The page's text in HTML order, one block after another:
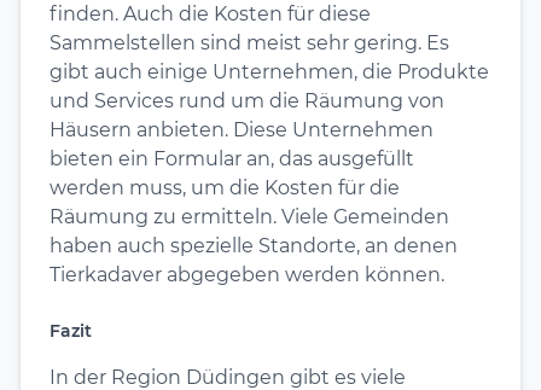
finden. Auch die Kosten für diese
Sammelstellen sind meist sehr gering. Es
gibt auch einige Unternehmen, die Produkte
und Services rund um die Räumung von
Häusern anbieten. Diese Unternehmen
bieten ein Formular an, das ausgefüllt
werden muss, um die Kosten für die
Räumung zu ermitteln. Viele Gemeinden
haben auch spezielle Standorte, an denen
Tierkadaver abgegeben werden können.
Fazit
In der Region Düdingen gibt es viele